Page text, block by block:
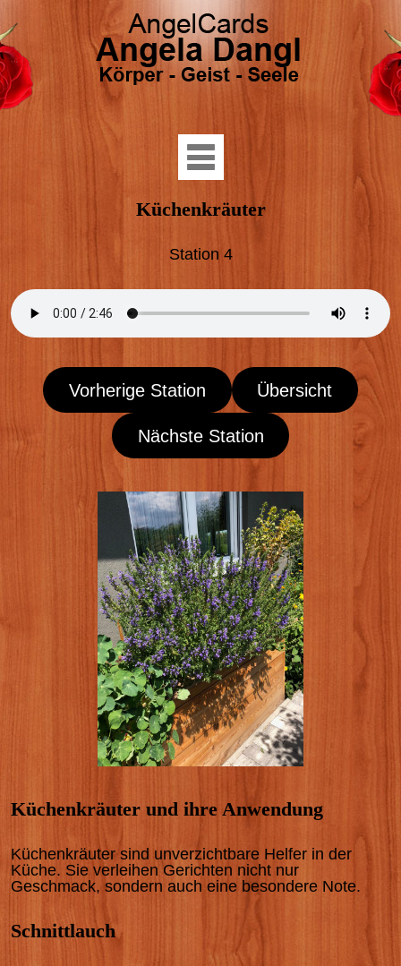
Küchenkräuter
Station 4
Vorherige Station Übersicht
Nächste Station
Küchenkräuter und ihre Anwendung
Küchenkräuter sind unverzichtbare Helfer in der
Küche. Sie verleihen Gerichten nicht nur
Geschmack, sondern auch eine besondere Note.
Schnittlauch